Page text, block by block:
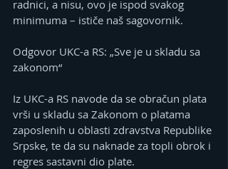
radnici, a nisu, ovo je ispod svakog
minimuma – ističe naš sagovornik.
Odgovor UKC-a RS: „Sve je u skladu sa
zakonom“
Iz UKC-a RS navode da se obračun plata
vrši u skladu sa Zakonom o platama
zaposlenih u oblasti zdravstva Republike
Srpske, te da su naknade za topli obrok i
regres sastavni dio plate.